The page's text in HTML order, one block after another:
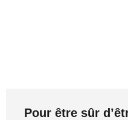
Pour être sûr